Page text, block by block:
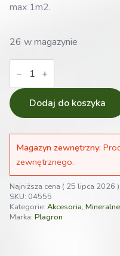
max 1m2.
26 w magazynie
ilość
Plagron
Pack
100%
TERRA
zestaw
1m2
Dodaj do koszyka
Magazyn zewnętrzny:
zewnętrznego.
Najniższa cena ( 25 lipca 2026 ):
SKU: 04555
Kategorie: Akcesoria, Mineralne
Marka: Plagron